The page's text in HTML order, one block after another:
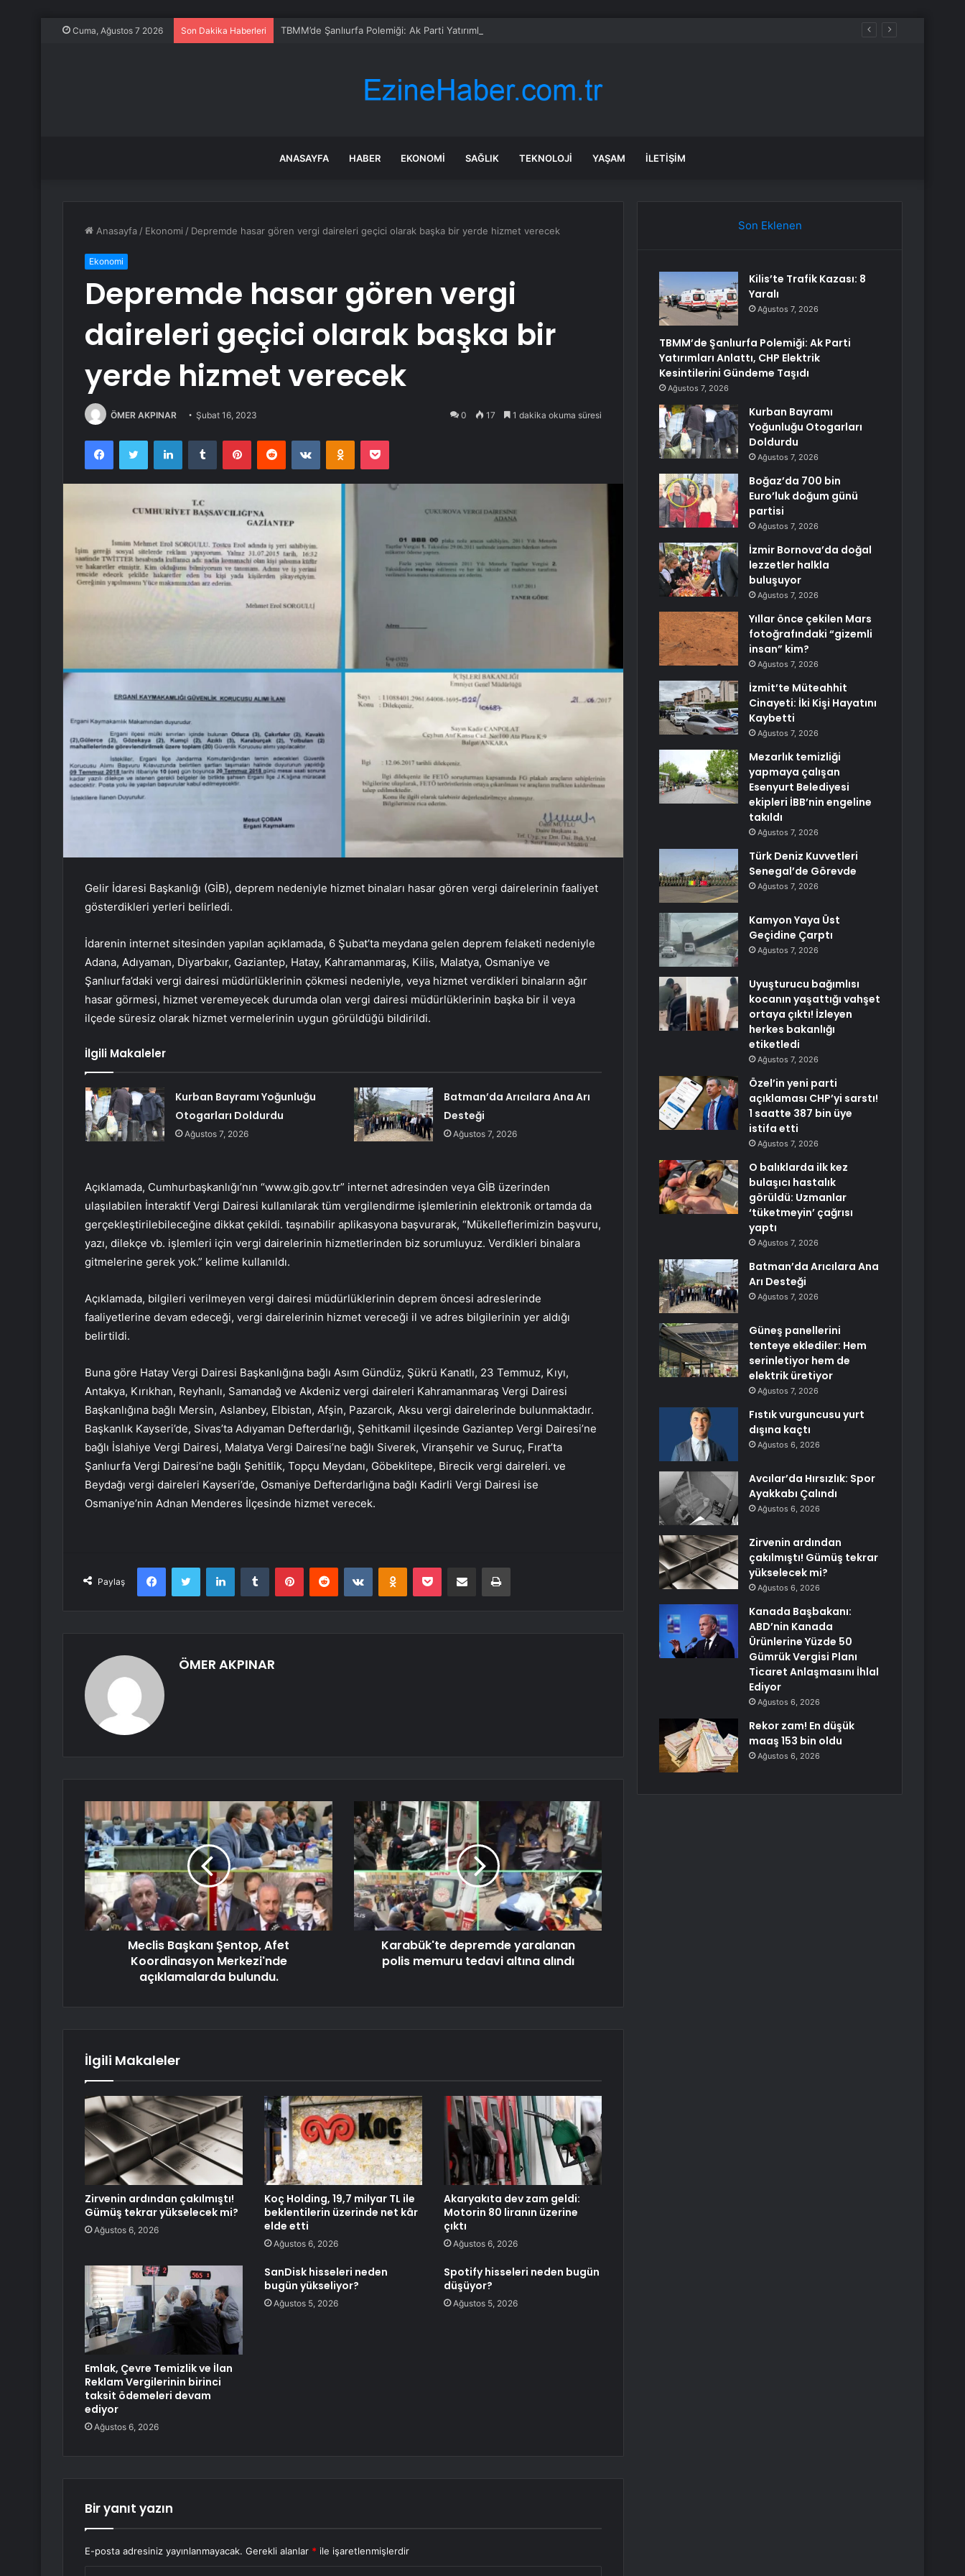
Cuma, Ağustos 7 2026 Son Dakika Haberleri TBMM’de Şanlıurfa Polemiği: Ak Parti Yatırımları Anlattı, CHP Elektrik Kesintilerini Gündeme Taşıdı
ANASAYFA HABER EKONOMI SAĞLIK TEKNOLOJI YAŞAM İLETIŞIM
Anasayfa / Ekonomi / Depremde hasar gören vergi daireleri geçici olarak başka bir yerde hizmet verecek
Ekonomi
Depremde hasar gören vergi
daireleri geçici olarak başka bir
yerde hizmet verecek
ÖMER AKPINAR Şubat 16, 2023 0 17 1 dakika okuma süresi
FacebookTwitter LinkedInTumblr PinterestReddit VKontakteOdnoklassniki
Pocket
Gelir İdaresi Başkanlığı (GİB), deprem nedeniyle hizmet binaları hasar gören vergi dairelerinin faaliyet
gösterdikleri yerleri belirledi.
İdarenin internet sitesinden yapılan açıklamada, 6 Şubat’ta meydana gelen deprem felaketi nedeniyle
Adana, Adıyaman, Diyarbakır, Gaziantep, Hatay, Kahramanmaraş, Kilis, Malatya, Osmaniye ve
Şanlıurfa’daki vergi dairesi müdürlüklerinin çökmesi nedeniyle, veya hizmet verdikleri binaların ağır
hasar görmesi, hizmet veremeyecek durumda olan vergi dairesi müdürlüklerinin başka bir il veya
ilçede süresiz olarak hizmet vermelerinin uygun görüldüğü bildirildi.
İlgili Makaleler
Kurban Bayramı Yoğunluğu
Otogarları Doldurdu
Ağustos 7, 2026
Batman’da Arıcılara Ana Arı
Desteği
Ağustos 7, 2026
Açıklamada, Cumhurbaşkanlığı’nın “www.gib.gov.tr” internet adresinden veya GİB üzerinden
ulaşılabilen İnteraktif Vergi Dairesi kullanılarak tüm vergilendirme işlemlerinin elektronik ortamda da
gerçekleştirilebileceğine dikkat çekildi. taşınabilir aplikasyona başvurarak, “Mükelleflerimizin başvuru,
yazı, dilekçe vb. işlemleri için vergi dairelerinin hizmetlerinden biz sorumluyuz. Verdikleri binalara
gitmelerine gerek yok.” kelime kullanıldı.
Açıklamada, bilgileri verilmeyen vergi dairesi müdürlüklerinin deprem öncesi adreslerinde
faaliyetlerine devam edeceği, vergi dairelerinin hizmet vereceği il ve adres bilgilerinin yer aldığı
belirtildi.
Buna göre Hatay Vergi Dairesi Başkanlığına bağlı Asım Gündüz, Şükrü Kanatlı, 23 Temmuz, Kıyı,
Antakya, Kırıkhan, Reyhanlı, Samandağ ve Akdeniz vergi daireleri Kahramanmaraş Vergi Dairesi
Başkanlığına bağlı Mersin, Aslanbey, Elbistan, Afşin, Pazarcık, Aksu vergi dairelerinde bulunmaktadır.
Başkanlık Kayseri’de, Sivas’ta Adıyaman Defterdarlığı, Şehitkamil ilçesinde Gaziantep Vergi Dairesi’ne
bağlı İslahiye Vergi Dairesi, Malatya Vergi Dairesi’ne bağlı Siverek, Viranşehir ve Suruç, Fırat’ta
Şanlıurfa Vergi Dairesi’ne bağlı Şehitlik, Topçu Meydanı, Göbeklitepe, Birecik vergi daireleri. ve
Beydağı vergi daireleri Kayseri’de, Osmaniye Defterdarlığına bağlı Kadirli Vergi Dairesi ise
Osmaniye’nin Adnan Menderes İlçesinde hizmet verecek.
Paylaş
FacebookTwitter LinkedInTumblr PinterestReddit VKontakteOdnoklassniki
Pocket E-Posta ile paylaş Yazdır
ÖMER AKPINAR
Meclis Başkanı Şentop, Afet
Koordinasyon Merkezi'nde
açıklamalarda bulundu.
Karabük'te depremde yaralanan
polis memuru tedavi altına alındı
İlgili Makaleler
Zirvenin ardından çakılmıştı!
Gümüş tekrar yükselecek mi?
Ağustos 6, 2026
Koç Holding, 19,7 milyar TL ile
beklentilerin üzerinde net kâr
elde etti
Ağustos 6, 2026
Akaryakıta dev zam geldi:
Motorin 80 liranın üzerine
çıktı
Ağustos 6, 2026
Emlak, Çevre Temizlik ve İlan
Reklam Vergilerinin birinci
taksit ödemeleri devam
ediyor
Ağustos 6, 2026
SanDisk hisseleri neden
bugün yükseliyor?
Ağustos 5, 2026
Spotify hisseleri neden bugün
düşüyor?
Ağustos 5, 2026
Bir yanıt yazın
E-posta adresiniz yayınlanmayacak. Gerekli alanlar * ile işaretlenmişlerdir
Son Eklenen
Kilis’te Trafik Kazası: 8
Yaralı
Ağustos 7, 2026
TBMM’de Şanlıurfa Polemiği: Ak Parti
Yatırımları Anlattı, CHP Elektrik
Kesintilerini Gündeme Taşıdı
Ağustos 7, 2026
Kurban Bayramı
Yoğunluğu Otogarları
Doldurdu
Ağustos 7, 2026
Boğaz’da 700 bin
Euro’luk doğum günü
partisi
Ağustos 7, 2026
İzmir Bornova’da doğal
lezzetler halkla
buluşuyor
Ağustos 7, 2026
Yıllar önce çekilen Mars
fotoğrafındaki “gizemli
insan” kim?
Ağustos 7, 2026
İzmit’te Müteahhit
Cinayeti: İki Kişi Hayatını
Kaybetti
Ağustos 7, 2026
Mezarlık temizliği
yapmaya çalışan
Esenyurt Belediyesi
ekipleri İBB’nin engeline
takıldı
Ağustos 7, 2026
Türk Deniz Kuvvetleri
Senegal’de Görevde
Ağustos 7, 2026
Kamyon Yaya Üst
Geçidine Çarptı
Ağustos 7, 2026
Uyuşturucu bağımlısı
kocanın yaşattığı vahşet
ortaya çıktı! İzleyen
herkes bakanlığı
etiketledi
Ağustos 7, 2026
Özel’in yeni parti
açıklaması CHP’yi sarstı!
1 saatte 387 bin üye
istifa etti
Ağustos 7, 2026
O balıklarda ilk kez
bulaşıcı hastalık
görüldü: Uzmanlar
‘tüketmeyin’ çağrısı
yaptı
Ağustos 7, 2026
Batman’da Arıcılara Ana
Arı Desteği
Ağustos 7, 2026
Güneş panellerini
tenteye eklediler: Hem
serinletiyor hem de
elektrik üretiyor
Ağustos 7, 2026
Fıstık vurguncusu yurt
dışına kaçtı
Ağustos 6, 2026
Avcılar’da Hırsızlık: Spor
Ayakkabı Çalındı
Ağustos 6, 2026
Zirvenin ardından
çakılmıştı! Gümüş tekrar
yükselecek mi?
Ağustos 6, 2026
Kanada Başbakanı:
ABD’nin Kanada
Ürünlerine Yüzde 50
Gümrük Vergisi Planı
Ticaret Anlaşmasını İhlal
Ediyor
Ağustos 6, 2026
Rekor zam! En düşük
maaş 153 bin oldu
Ağustos 6, 2026